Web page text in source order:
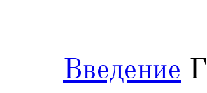
Введение